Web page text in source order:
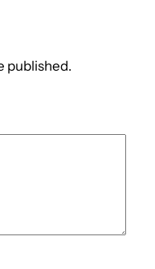
st
published.